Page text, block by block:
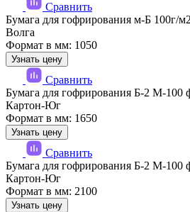
Сравнить
Бумага для гофрирования м-Б 100г/
Волга
Формат в мм: 1050
Узнать цену
Сравнить
Бумага для гофрирования Б-2 М-100
Картон-Юг
Формат в мм: 1650
Узнать цену
Сравнить
Бумага для гофрирования Б-2 М-100
Картон-Юг
Формат в мм: 2100
Узнать цену